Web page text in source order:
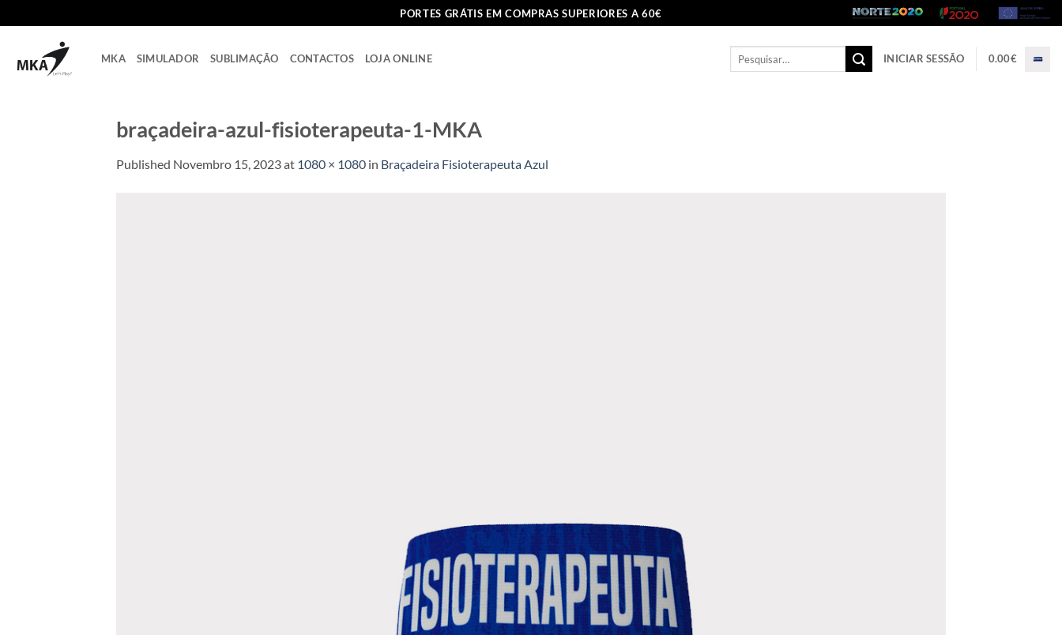
to
PORTES GRÁTIS EM COMPRAS SUPERIORES A 60€
MKA SIMULADOR SUBLIMAÇÃO CONTACTOS LOJA ONLINE
Pesquisar
INICIAR SESSÃO 0.00€
braçadeira-azul-fisioterapeuta-1-MKA
Published Novembro 15, 2023at 1080 × 1080 in Braçadeira Fisioterapeuta Azul